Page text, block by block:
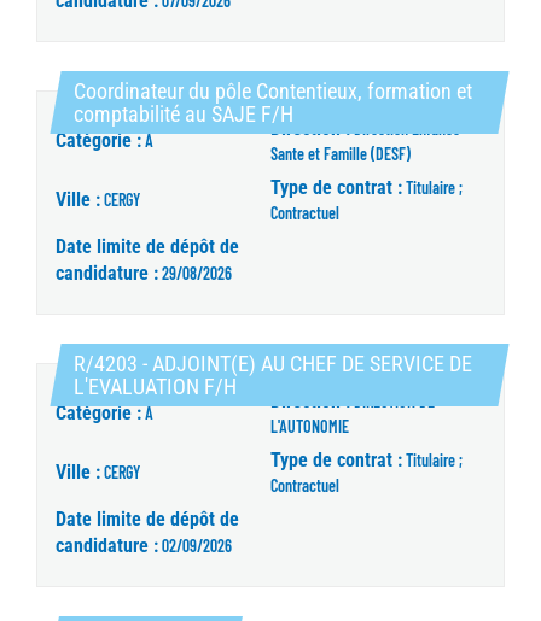
Coordinateur du pôle Contentieux, formation et
comptabilité au SAJE F/H
Catégorie :A
Direction :
Sante et Famille (DESF)
Ville :CERGY
Type de contrat :Titulaire ;
Contractuel
Date limite de dépôt de
candidature :29/08/2026
R/4203 - ADJOINT(E) AU CHEF DE SERVICE DE
L'EVALUATION F/H
Catégorie :A
Direction :
L'AUTONOMIE
Ville :CERGY
Type de contrat :Titulaire ;
Contractuel
Date limite de dépôt de
candidature :02/09/2026